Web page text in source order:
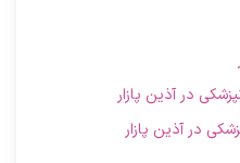
در آذین پازار
در آذین پازار